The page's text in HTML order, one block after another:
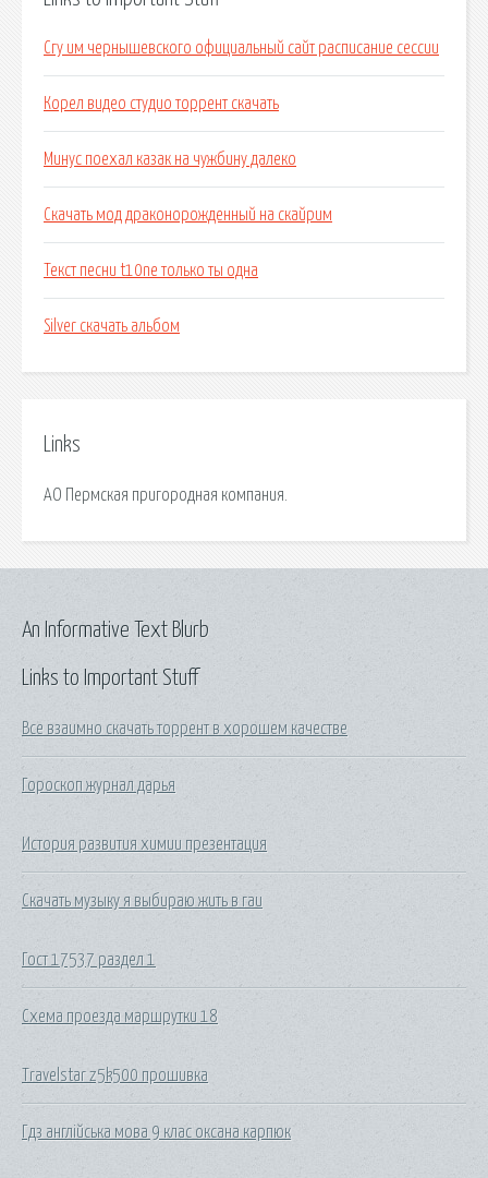
Сгу им чернышевского официальный сайт расписание сессии
Корел видео студио торрент скачать
Минус поехал казак на чужбину далеко
Скачать мод драконорожденный на скайрим
Текст песни t10ne только ты одна
Silver скачать альбом
Links
АО Пермская пригородная компания.
Links to Important Stuff
Все взаимно скачать торрент в хорошем качестве
Гороскоп журнал дарья
История развития химии презентация
Скачать музыку я выбираю жить в гаи
Гост 17537 раздел 1
Схема проезда маршрутки 18
Travelstar z5k500 прошивка
Гдз англійська мова 9 клас оксана карпюк
An Informative Text Blurb